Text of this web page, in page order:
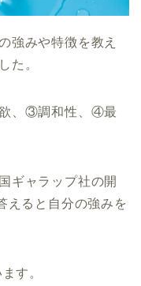
強みや特徴を教え
た。
、③調和性、④最
ギャラップ社の開
えると自分の強みを
す。